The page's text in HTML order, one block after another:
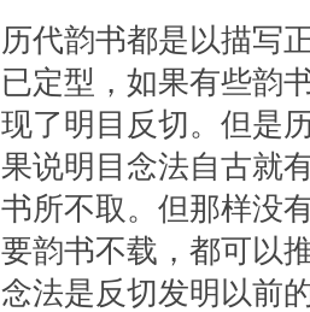
历代韵书都是以描写
已定型，如果有些韵
现了明目反切。但是
果说明目念法自古就
书所不取。但那样没
要韵书不载，都可以
念法是反切发明以前